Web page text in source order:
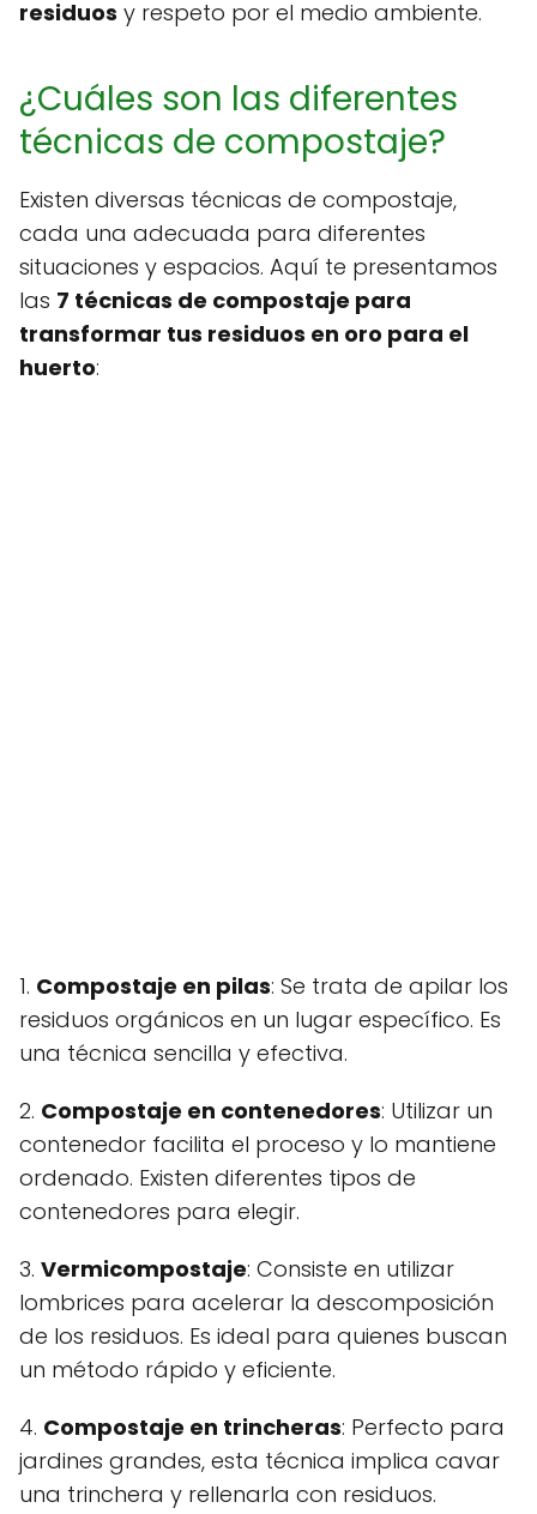
residuos y respeto por el medio ambiente.
¿Cuáles son las diferentes
técnicas de compostaje?
Existen diversas técnicas de compostaje,
cada una adecuada para diferentes
situaciones y espacios. Aquí te presentamos
las 7 técnicas de compostaje para
transformar tus residuos en oro para el
huerto:
1. Compostaje en pilas: Se trata de apilar los
residuos orgánicos en un lugar específico. Es
una técnica sencilla y efectiva.
2. Compostaje en contenedores: Utilizar un
contenedor facilita el proceso y lo mantiene
ordenado. Existen diferentes tipos de
contenedores para elegir.
3. Vermicompostaje: Consiste en utilizar
lombrices para acelerar la descomposición
de los residuos. Es ideal para quienes buscan
un método rápido y eficiente.
4. Compostaje en trincheras: Perfecto para
jardines grandes, esta técnica implica cavar
una trinchera y rellenarla con residuos.